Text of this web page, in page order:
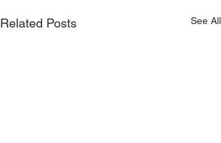
Related Posts See All